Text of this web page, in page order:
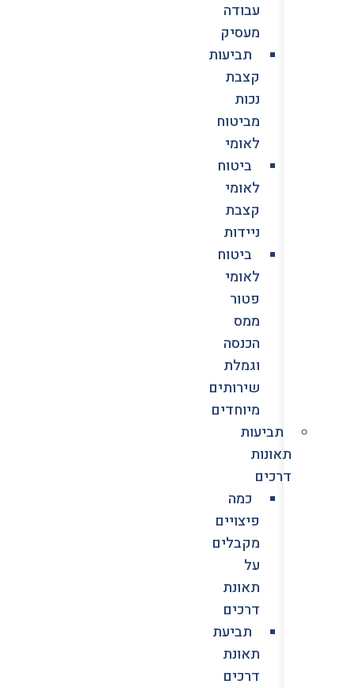
עבודה
מעסיק
תביעות
קצבת
נכות
מביטוח
לאומי
ביטוח
לאומי
קצבת
ניידות
ביטוח
לאומי
פטור
ממס
הכנסה
וגמלת
שירותים
מיוחדים
תביעות
תאונות
דרכים
כמה
פיצויים
מקבלים
על
תאונת
דרכים
תביעת
תאונת
דרכים